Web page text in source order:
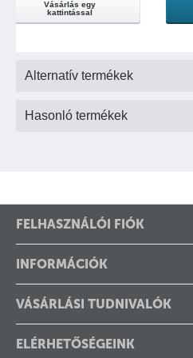
max. 15 felhasználóig
Alternatív termékek
Hasonló termékek
FELHASZNÁLÓI FIÓK
INFORMÁCIÓK
VÁSÁRLÁSI TUDNIVALÓK
ELÉRHETŐSÉGEINK